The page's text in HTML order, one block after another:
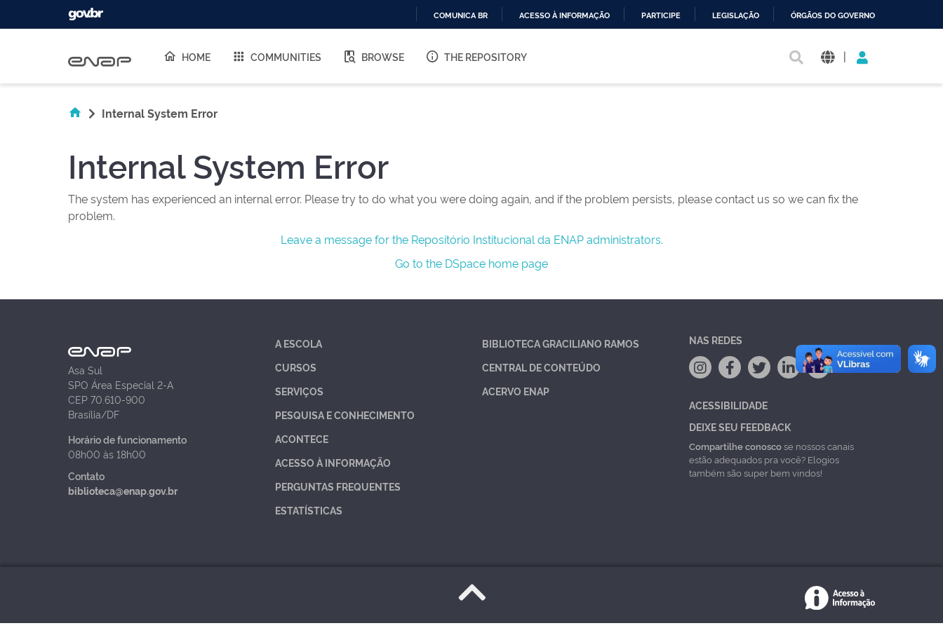
O
COMUNICA BR ACESSO À INFORMAÇÃO PARTICIPE LEGISLAÇÃO ÓRGÃOS DO GOVERNO
HOME COMMUNITIES BROWSE THE REPOSITORY |
Internal System Error
Internal System Error
The system has experienced an internal error. Please try to do what you were doing again, and if the problem persists, please contact us so we can fix the
problem.
Leave a message for the Repositório Institucional da ENAP administrators.
Go to the DSpace home page
Asa Sul
SPO Área Especial 2-A
CEP 70.610-900
Brasília/DF
Horário de funcionamento
08h00 às 18h00
Contato
biblioteca@enap.gov.br
A ESCOLA
CURSOS
SERVIÇOS
PESQUISA E CONHECIMENTO
ACONTECE
ACESSO À INFORMAÇÃO
PERGUNTAS FREQUENTES
ESTATÍSTICAS
BIBLIOTECA GRACILIANO RAMOS
CENTRAL DE CONTEÚDO
ACERVO ENAP
NAS REDES
ACESSIBILIDADE
DEIXE SEU FEEDBACK
Compartilhe conoscose nossos canais
estão adequados pra você? Elogios
também são super bem vindos!